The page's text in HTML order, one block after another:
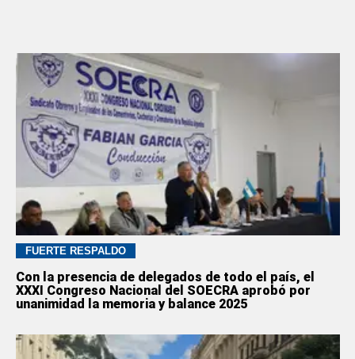
FUERTE RESPALDO
Con la presencia de delegados de todo el país, el
XXXI Congreso Nacional del SOECRA aprobó por
unanimidad la memoria y balance 2025